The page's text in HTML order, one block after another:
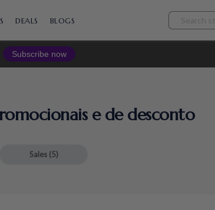
DEALS BLOGS
Subscribe now
e de desconto
Sales (5)